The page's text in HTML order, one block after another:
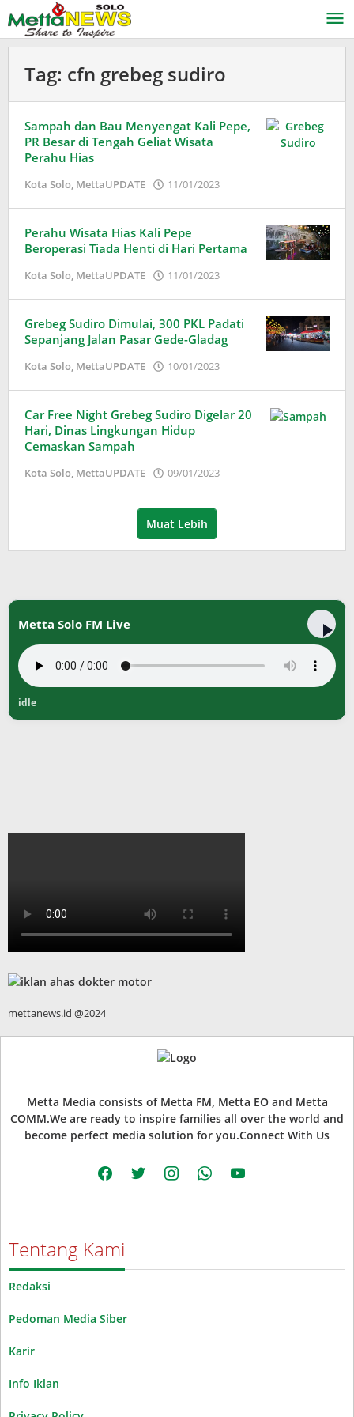
ke
konten
Tag: cfn grebeg sudiro
Sampah dan Bau Menyengat Kali Pepe,
PR Besar di Tengah Geliat Wisata
Perahu Hias
Kota Solo, MettaUPDATE 11/01/2023
Wardani
Perahu Wisata Hias Kali Pepe
Beroperasi Tiada Henti di Hari Pertama
Kota Solo, MettaUPDATE 11/01/2023
Wardani
Grebeg Sudiro Dimulai, 300 PKL Padati
Sepanjang Jalan Pasar Gede-Gladag
Kota Solo, MettaUPDATE 10/01/2023
Wardani
Car Free Night Grebeg Sudiro Digelar 20
Hari, Dinas Lingkungan Hidup
Cemaskan Sampah
Kota Solo, MettaUPDATE 09/01/2023
Wardani
Muat Lebih
Metta Solo FM Live
idle
mettanews.id @2024
Metta Media consists of Metta FM, Metta EO and Metta
COMM.We are ready to inspire families all over the world and
become perfect media solution for you.Connect With Us
facebooktwitter instagramwhatsappyoutube
Tentang Kami
Redaksi
Pedoman Media Siber
Karir
Info Iklan